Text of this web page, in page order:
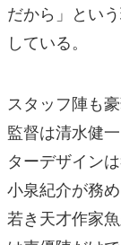
だから」とい
している。
スタッフ陣も
監督は清水健
ターデザイン
小泉紀介が務め
若き天才作家